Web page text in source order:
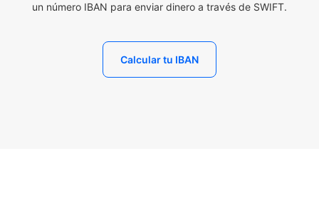
un número IBAN para enviar dinero a través de SWIFT.
Calcular tu IBAN